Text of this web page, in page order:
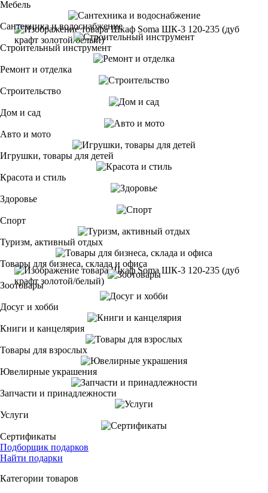
Мебель
Сантехника и водоснабжение
Строительный инструмент
Ремонт и отделка
Строительство
Дом и сад
Авто и мото
Игрушки, товары для детей
Красота и стиль
Здоровье
Спорт
Туризм, активный отдых
Товары для бизнеса, склада и офиса
Зоотовары
Досуг и хобби
Книги и канцелярия
Товары для взрослых
Ювелирные украшения
Запчасти и принадлежности
Услуги
Сертификаты
Подборщик подарков
Найти подарки
Категории товаров